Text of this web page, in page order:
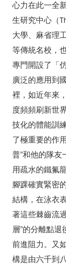
心力在此一全
生研究中心（
大學、麻省理
等傳統名校，
專門開設了「
廣泛的應用到
裡，如近年來
度頻頻刷新世
技化的體能訓
了極重要的作
普”和他的隊
用疏水的鐵氟
腳踝確實緊密
結構，在泳衣
著這些棘齒流
層”的分離點
前進阻力。又
構是由六千到